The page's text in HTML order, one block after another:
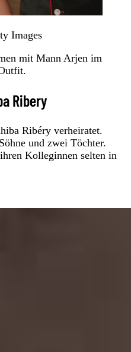
Images
mit Mann Arjen im
Ribery
Ribéry verheiratet.
und zwei Töchter.
Kolleginnen selten in